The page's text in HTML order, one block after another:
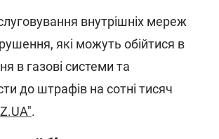
внутрішніх мереж
які можуть обійтися в
в газові системи та
до штрафів на сотні тисяч
.